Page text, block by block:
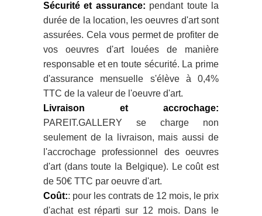
Sécurité et assurance: pendant toute la
durée de la location, les oeuvres d'art sont
assurées. Cela vous permet de profiter de
vos oeuvres d'art louées de manière
responsable et en toute sécurité. La prime
d'assurance mensuelle s'élève à 0,4%
TTC de la valeur de l'oeuvre d'art.
Livraison et accrochage:
PAREIT.GALLERY se charge non
seulement de la livraison, mais aussi de
l'accrochage professionnel des oeuvres
d'art (dans toute la Belgique). Le coût est
de 50€ TTC par oeuvre d'art.
Coût:: pour les contrats de 12 mois, le prix
d'achat est réparti sur 12 mois. Dans le